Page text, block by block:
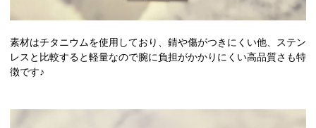
素材はチタニウムを使用しており、錆や傷がつきにくい他、ステン
レスと比較すると軽量なので腕に負担がかかりにくい高品質さも特
徴です♪